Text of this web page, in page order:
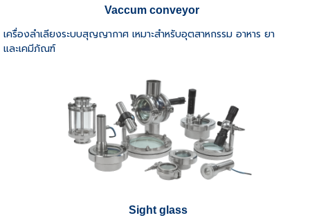
Vaccum conveyor
เครื่องลำเลียงระบบสุญญากาศ เหมาะสำหรับอุตสาหกรรม อาหาร ยา
และเคมีภัณฑ์
Sight glass